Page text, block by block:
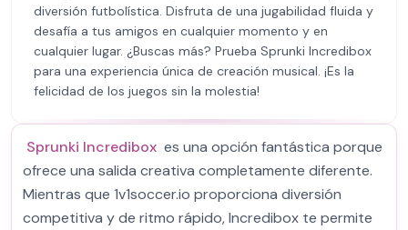
diversión futbolística. Disfruta de una jugabilidad fluida y
desafía a tus amigos en cualquier momento y en
cualquier lugar. ¿Buscas más? Prueba Sprunki Incredibox
para una experiencia única de creación musical. ¡Es la
felicidad de los juegos sin la molestia!
Sprunki Incredibox es una opción fantástica porque
ofrece una salida creativa completamente diferente.
Mientras que 1v1soccer.io proporciona diversión
competitiva y de ritmo rápido, Incredibox te permite